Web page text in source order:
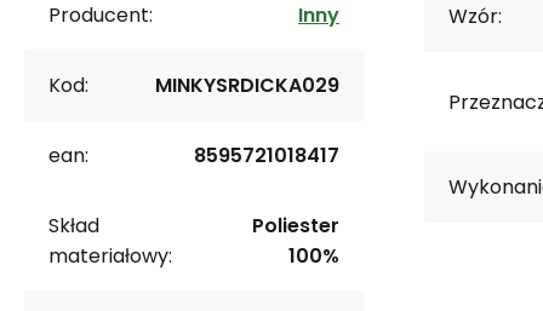
Producent: Inny
Kod: MINKYSRDICKA029
ean: 8595721018417
Skład
materiałowy:
Poliester
100%
Wzór: